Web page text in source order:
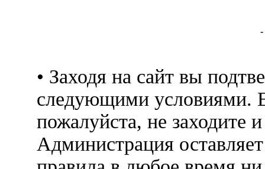
-
• Заходя на сайт вы
следующими условиями.
пожалуйста, не заходите
Администрация